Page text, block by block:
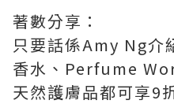
著數分享：
只要話係Amy Ng介
香水、Perfume
天然護膚品都可享9